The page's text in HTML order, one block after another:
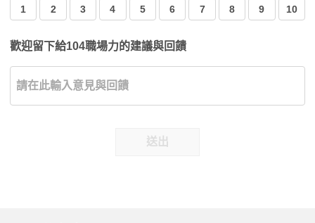
1 2 3 4 5 6 7 8 9 10
歡迎留下給104職場力的建議與回饋
送出